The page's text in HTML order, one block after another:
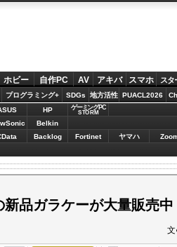
ホビー 自作PC AV アキバ スマホ スタ
プログラミング+ SDGs 地方活性 PUACL2026
HP ゲーミングPC
STORM
Belkin
Backlog Fortinet ヤマハ
品ガラケーが大量販売中
文